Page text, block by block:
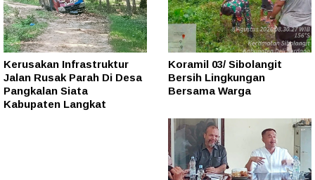
Kerusakan Infrastruktur
Jalan Rusak Parah Di Desa
Pangkalan Siata
Kabupaten Langkat
Koramil 03/ Sibolangit
Bersih Lingkungan
Bersama Warga